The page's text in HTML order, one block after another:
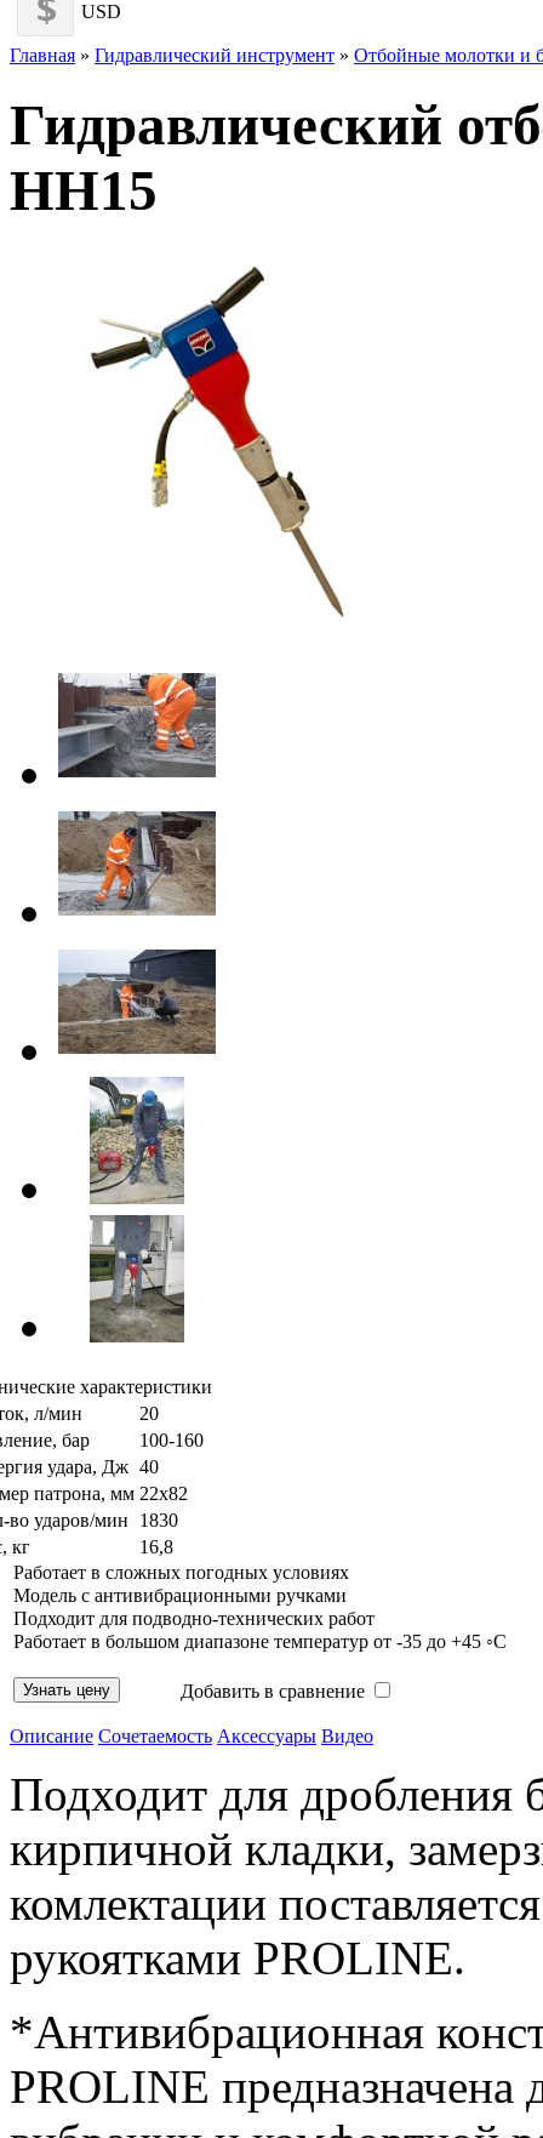
USD
Главная » Гидравлический инструмент » Отбойные молотки и
Гидравлический
HH15
характеристики
л/мин
20
бар
100-160
удара, Дж 40
патрона, мм 22х82
во ударов/мин
1830
кг
16,8
Работает в сложных погодных условиях
Модель с антивибрационными ручками
Подходит для подводно-технических работ
Работает в большом диапазоне температур от -35 до +45 ◦С
Добавить в сравнение
Описание Сочетаемость Аксессуары Видео
Подходит для дробления
кирпичной кладки,
комлектации
рукоятками PROLINE.
*Антивибрационная
PROLINE